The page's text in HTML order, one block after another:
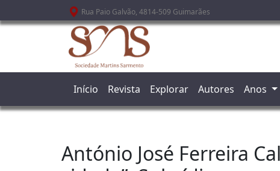
Passar para o conteúdo principal
Rua Paio Galvão, 4814-509 Guimarães
Início Revista Explorar Autores Anos
António José Ferreira